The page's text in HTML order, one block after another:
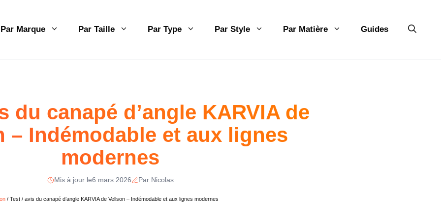
Par Marque Par Taille Par Type Par Style Par Matière Guides
du canapé d’angle KARVIA de
– Indémodable et aux lignes
modernes
Mis à jour le6 mars 2026 Par Nicolas
/ Test / avis du canapé d’angle KARVIA de Vellson – Indémodable et aux lignes modernes